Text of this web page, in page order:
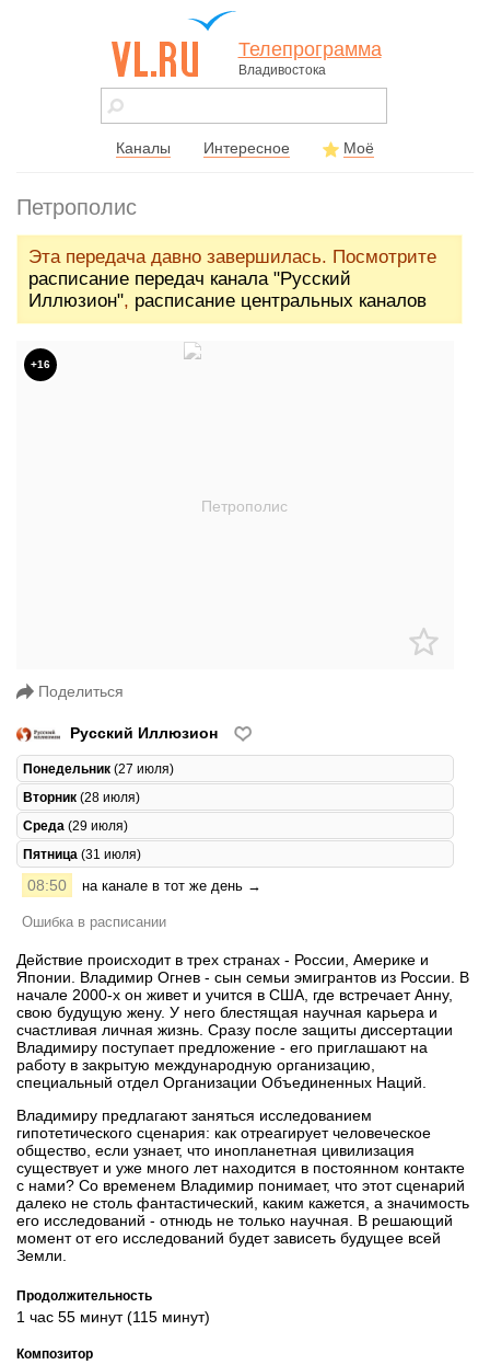
vl.ru - сайт
города
Телепрограмма
Владивостока
Каналы Интересное Моё
Петрополис
Эта передача давно завершилась. Посмотрите
расписание передач канала "Русский
Иллюзион", расписание центральных каналов
+16
Поделиться
Русский Иллюзион
Понедельник (27 июля)
Вторник (28 июля)
Среда (29 июля)
Пятница (31 июля)
08:50 на канале в тот же день →
Ошибка в расписании
Действие происходит в трех странах - России, Америке и
Японии. Владимир Огнев - сын семьи эмигрантов из России. В
начале 2000-х он живет и учится в США, где встречает Анну,
свою будущую жену. У него блестящая научная карьера и
счастливая личная жизнь. Сразу после защиты диссертации
Владимиру поступает предложение - его приглашают на
работу в закрытую международную организацию,
специальный отдел Организации Объединенных Наций.
Владимиру предлагают заняться исследованием
гипотетического сценария: как отреагирует человеческое
общество, если узнает, что инопланетная цивилизация
существует и уже много лет находится в постоянном контакте
с нами? Со временем Владимир понимает, что этот сценарий
далеко не столь фантастический, каким кажется, а значимость
его исследований - отнюдь не только научная. В решающий
момент от его исследований будет зависеть будущее всей
Земли.
Продолжительность
1 час 55 минут (115 минут)
Композитор